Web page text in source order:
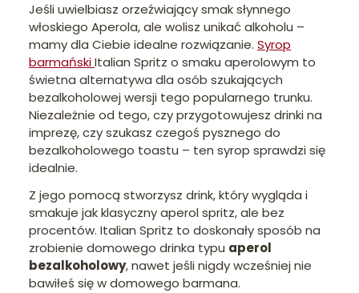
Jeśli uwielbiasz orzeźwiający smak słynnego
włoskiego Aperola, ale wolisz unikać alkoholu –
mamy dla Ciebie idealne rozwiązanie. Syrop
barmańskiItalian Spritz o smaku aperolowym to
świetna alternatywa dla osób szukających
bezalkoholowej wersji tego popularnego trunku.
Niezależnie od tego, czy przygotowujesz drinki na
imprezę, czy szukasz czegoś pysznego do
bezalkoholowego toastu – ten syrop sprawdzi się
idealnie.
Z jego pomocą stworzysz drink, który wygląda i
smakuje jak klasyczny aperol spritz, ale bez
procentów. Italian Spritz to doskonały sposób na
zrobienie domowego drinka typu aperol
bezalkoholowy, nawet jeśli nigdy wcześniej nie
bawiłeś się w domowego barmana.